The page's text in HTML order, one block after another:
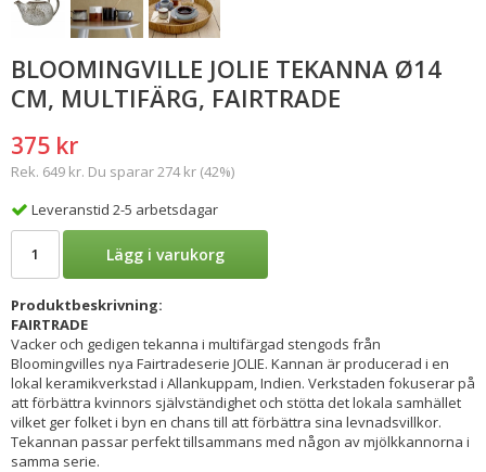
BLOOMINGVILLE JOLIE TEKANNA Ø14
CM, MULTIFÄRG, FAIRTRADE
375 kr
Rek. 649 kr. Du sparar 274 kr (42%)
Leveranstid 2-5 arbetsdagar
Lägg i varukorg
Produktbeskrivning:
FAIRTRADE
Vacker och gedigen tekanna i multifärgad stengods från
Bloomingvilles nya Fairtradeserie JOLIE. Kannan är producerad i en
lokal keramikverkstad i Allankuppam, Indien. Verkstaden fokuserar på
att förbättra kvinnors självständighet och stötta det lokala samhället
vilket ger folket i byn en chans till att förbättra sina levnadsvillkor.
Tekannan passar perfekt tillsammans med någon av mjölkkannorna i
samma serie.